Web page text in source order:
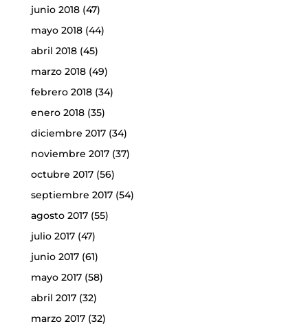
junio 2018(47)
mayo 2018(44)
abril 2018(45)
marzo 2018(49)
febrero 2018(34)
enero 2018(35)
diciembre 2017(34)
noviembre 2017(37)
octubre 2017(56)
septiembre 2017(54)
agosto 2017(55)
julio 2017(47)
junio 2017(61)
mayo 2017(58)
abril 2017(32)
marzo 2017(32)